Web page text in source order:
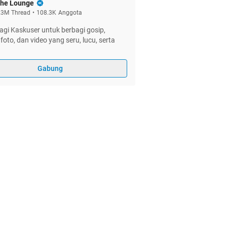
Lounge
Thread • 108.3K Anggota
Kaskuser untuk berbagi gosip,
dan video yang seru, lucu, serta
Gabung